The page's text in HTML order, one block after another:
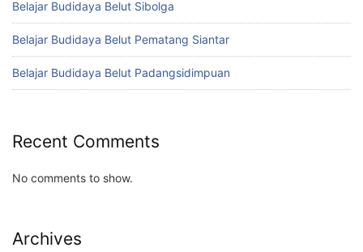
Belajar Budidaya Belut Sibolga
Belajar Budidaya Belut Pematang Siantar
Belajar Budidaya Belut Padangsidimpuan
Recent Comments
No comments to show.
Archives